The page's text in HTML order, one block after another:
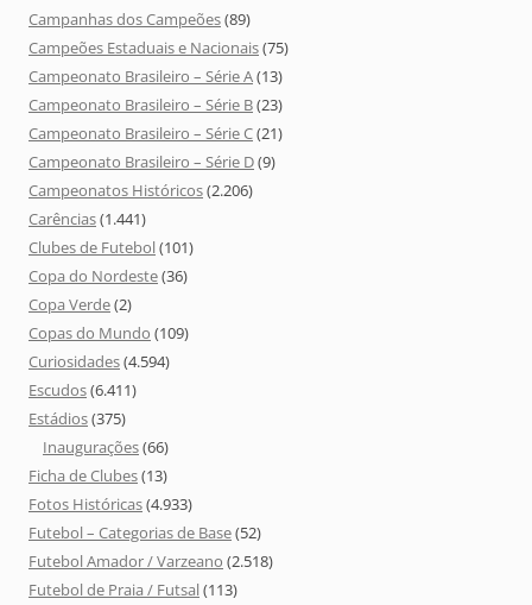
Campanhas dos Campeões(89)
Campeões Estaduais e Nacionais(75)
Campeonato Brasileiro – Série A(13)
Campeonato Brasileiro – Série B(23)
Campeonato Brasileiro – Série C(21)
Campeonato Brasileiro – Série D(9)
Campeonatos Históricos(2.206)
Carências(1.441)
Clubes de Futebol(101)
Copa do Nordeste(36)
Copa Verde(2)
Copas do Mundo (109)
Curiosidades(4.594)
Escudos(6.411)
Estádios(375)
Inaugurações(66)
Ficha de Clubes(13)
Fotos Históricas(4.933)
Futebol – Categorias de Base(52)
Futebol Amador / Varzeano (2.518)
Futebol de Praia / Futsal(113)